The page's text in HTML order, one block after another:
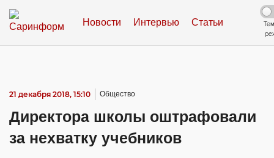
Новости Интервью Статьи
21 декабря 2018, 15:10 Общество
Директора школы оштрафовали
за нехватку учебников